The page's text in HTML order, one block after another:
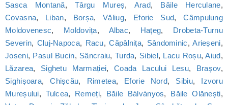
Sasca Montană,Târgu Mureș, Arad, Băile Herculane,
Covasna, Liban, Borșa,Văliug, Eforie Sud,Câmpulung
Moldovenesc, Moldovița, Albac, Hațeg, Drobeta-Turnu
Severin, Cluj-Napoca, Racu,Căpâlnița, Sândominic,Arieșeni,
Joseni, Pasul Bucin, Sâncraiu, Turda, Sibiel, Lacu Roșu,Aiud,
Lăzarea, Sighetu Marmației,Coada Lacului Lesu, Brașov,
Sighișoara,Chișcău, Rimetea, Eforie Nord, Sibiu, Izvoru
Mureșului, Tulcea, Remeți, Băile Bálványos, Băile Olănești,